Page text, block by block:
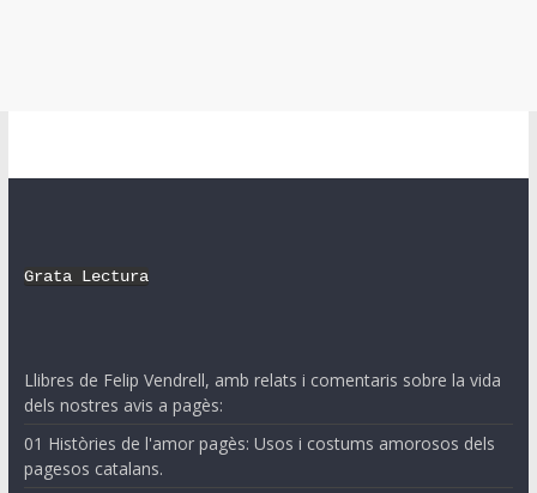
Grata Lectura
Llibres de Felip Vendrell, amb relats i comentaris sobre la vida
dels nostres avis a pagès:
01 Històries de l'amor pagès: Usos i costums amorosos dels
pagesos catalans.